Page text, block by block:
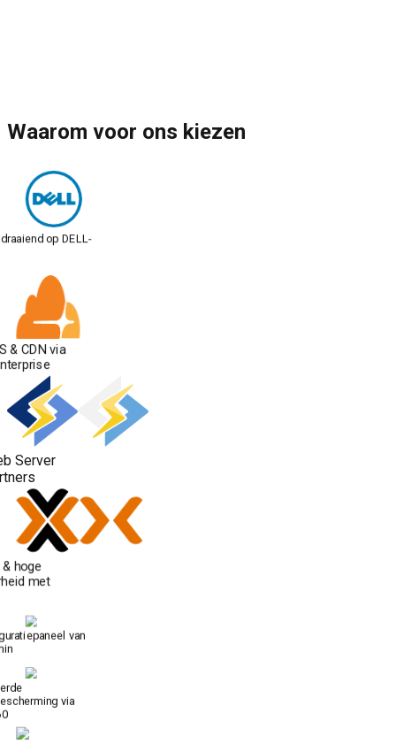
Waarom voor ons kiezen
op DELL-
& CDN via
Server
hoge
met
van
via